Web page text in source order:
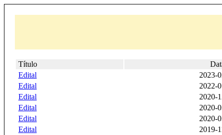
Título
Edital
2023-
Edital
2022-
Edital
2020-
Edital
2020-
Edital
2020-
Edital
2019-